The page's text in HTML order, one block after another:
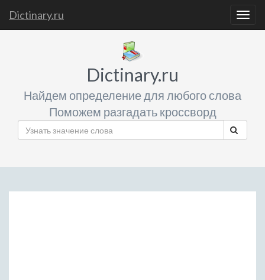
Dictinary.ru
Dictinary.ru
Найдем определение для любого слова
Поможем разгадать кроссворд